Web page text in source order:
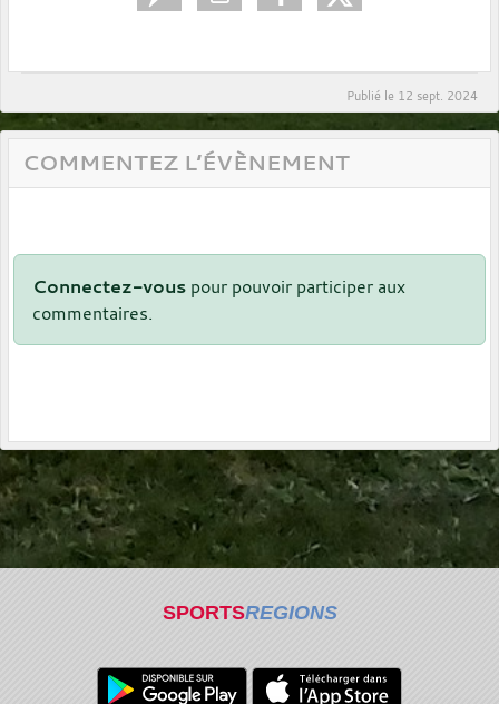
Publié le 12 sept. 2024
COMMENTEZ L’ÉVÈNEMENT
Connectez-vous pour pouvoir participer aux
commentaires.
SPORTSREGIONS